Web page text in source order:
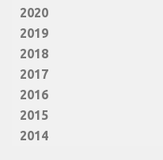
2020
2019
2018
2017
2016
2015
2014